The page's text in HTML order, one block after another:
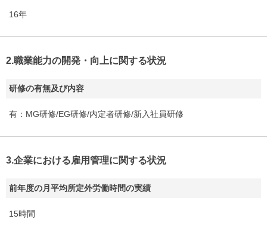
16年
2.職業能力の開発・向上に関する状況
研修の有無及び内容
有：MG研修/EG研修/内定者研修/新入社員研修
3.企業における雇用管理に関する状況
前年度の月平均所定外労働時間の実績
15時間